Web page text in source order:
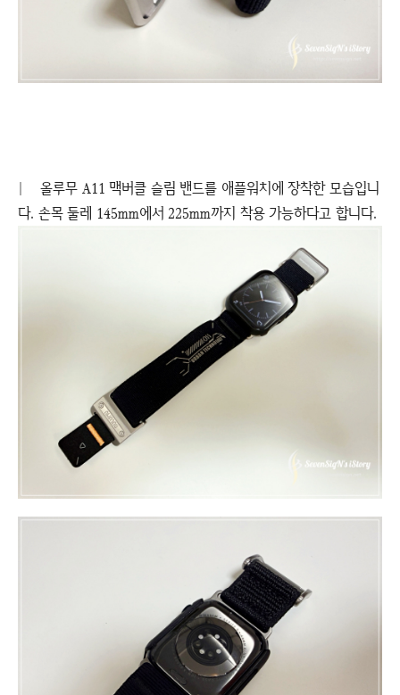
올루무 A11 맥버클 슬림 밴드를 애플워치에 장착한 모습입니
다. 손목 둘레 145mm에서 225mm까지 착용 가능하다고 합니다.